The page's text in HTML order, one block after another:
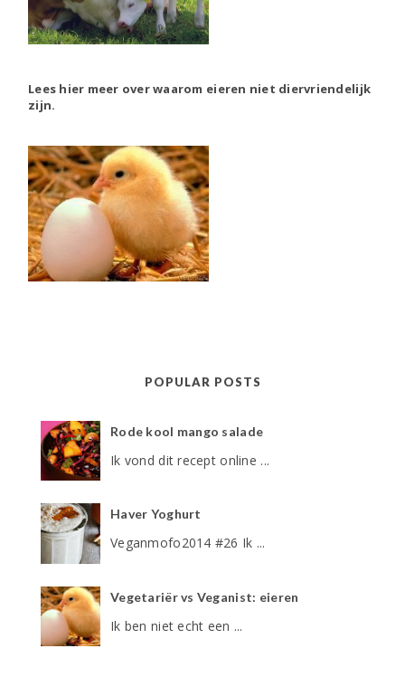
Lees hier meer over waarom eieren niet diervriendelijk
zijn.
POPULAR POSTS
Rode kool mango salade
Ik vond dit recept online ...
Haver Yoghurt
Veganmofo2014 #26 Ik ...
Vegetariër vs Veganist: eieren
Ik ben niet echt een ...